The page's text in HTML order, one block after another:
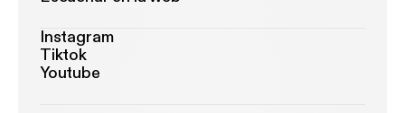
Instagram
Tiktok
Youtube